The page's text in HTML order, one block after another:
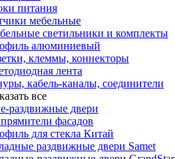
питания
мебельные
светильники и комплекты
алюминиевый
клеммы, коннекторы
лента
кабель-каналы, соединители
все
раздвижные двери
фасадов
для стекла Китай
раздвижные двери Samet